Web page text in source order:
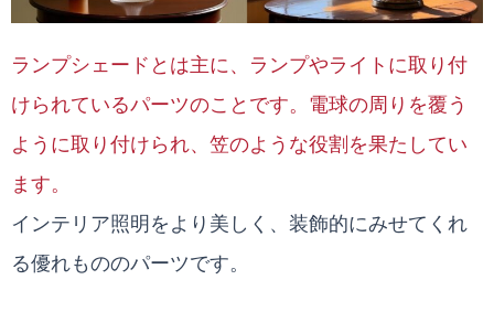
ランプシェードとは主に、ランプやライトに取り付
けられているパーツのことです。電球の周りを覆う
ように取り付けられ、笠のような役割を果たしてい
ます。
インテリア照明をより美しく、装飾的にみせてくれ
る優れもののパーツです。